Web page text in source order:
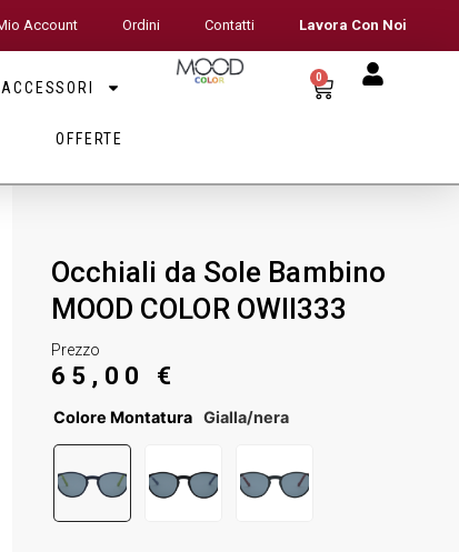
Account Ordini Contatti Lavora Con Noi
ACCESSORI
OFFERTE
0
Occhiali da Sole Bambino
MOOD COLOR OWII333
Prezzo
65,00 €
Colore Montatura Gialla/nera